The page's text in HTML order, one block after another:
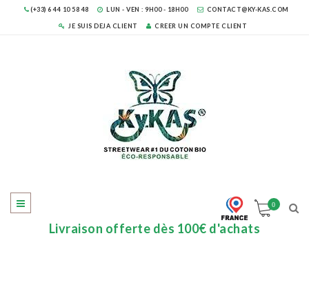
(+33) 6 44 10 58 48 LUN - VEN : 9H00 - 18H00 CONTACT@KY-KAS.COM
JE SUIS DEJA CLIENT CREER UN COMPTE CLIENT
0
Livraison offerte dès 100€ d'achats